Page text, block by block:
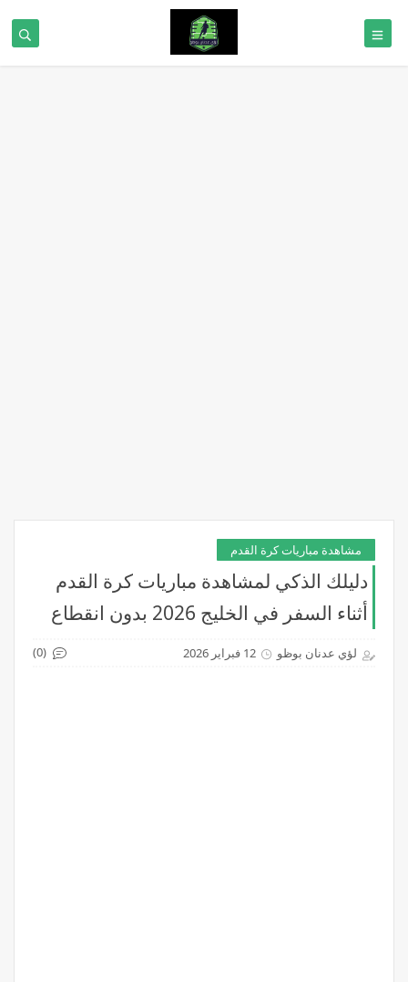
مشاهدة مباريات كرة القدم
دليلك الذكي لمشاهدة مباريات كرة القدم
أثناء السفر في الخليج 2026 بدون انقطاع
لؤي عدنان بوظو 12 فبراير 2026 (0)